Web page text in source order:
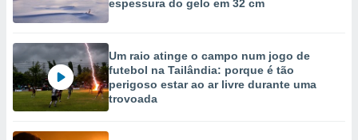
e melhorar
dados
espessura do gelo em 32 cm
Um raio atinge o campo num jogo de
futebol na Tailândia: porque é tão
perigoso estar ao ar livre durante uma
trovoada